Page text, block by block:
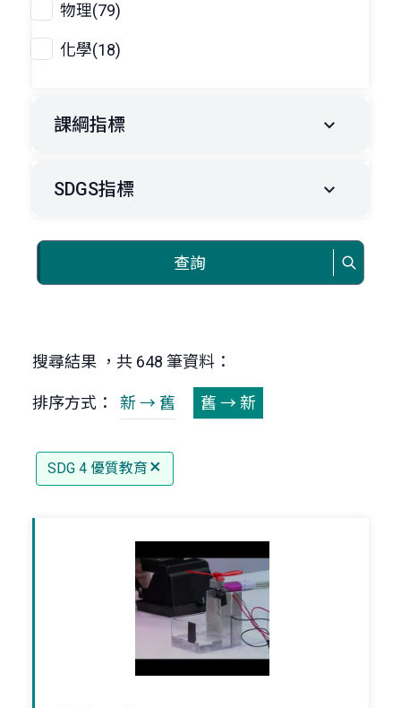
物理(79)
化學(18)
課綱指標
SDGS指標
查詢
搜尋結果 ，共 648 筆資料：
排序方式： 新 → 舊 舊 → 新
SDG 4 優質教育